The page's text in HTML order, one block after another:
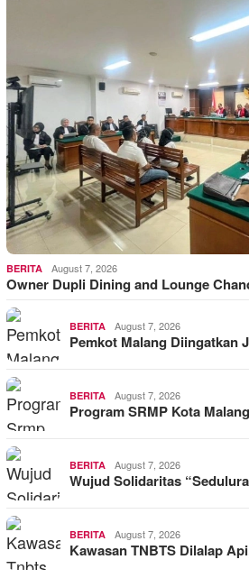
BERITA August 7, 2026
Owner Dupli Dining and Lounge
BERITA August 7, 2026
Pemkot Malang Diingatkan
BERITA August 7, 2026
Program SRMP Kota
BERITA August 7, 2026
Wujud Solidaritas
BERITA August 7, 2026
Kawasan TNBTS Dilalap